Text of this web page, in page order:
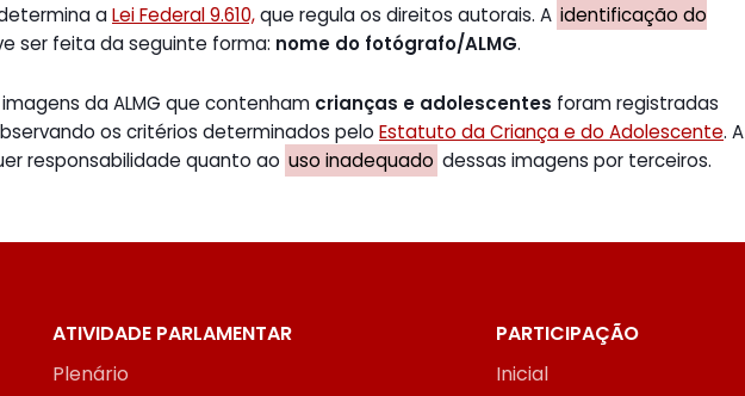
aLei Federal 9.610,que regula os direitos autorais. A identificação do
ser feita da seguinte forma: nome do fotógrafo/ALMG.
da ALMG que contenham crianças e adolescentes foram registradas
os critérios determinados pelo Estatuto da Criança e do Adolescente. A
responsabilidade quanto ao uso inadequado dessas imagens por terceiros.
ATIVIDADE PARLAMENTAR
Plenário
PARTICIPAÇÃO
Inicial